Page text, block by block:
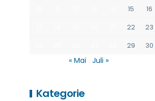
15
16
22
23
29 30
« Mai Juli »
Kategorie